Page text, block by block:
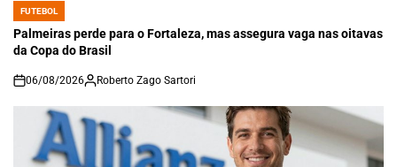
POSTED
IN
FUTEBOL
Palmeiras perde para o Fortaleza, mas assegura vaga nas oitavas
da Copa do Brasil
on
06/08/2026 Roberto Zago Sartori